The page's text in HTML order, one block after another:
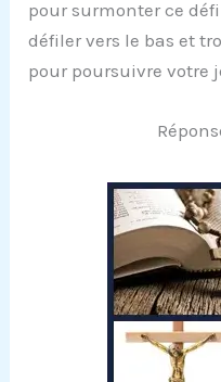
pour surmonter ce
défiler vers le bas et
pour poursuivre votre